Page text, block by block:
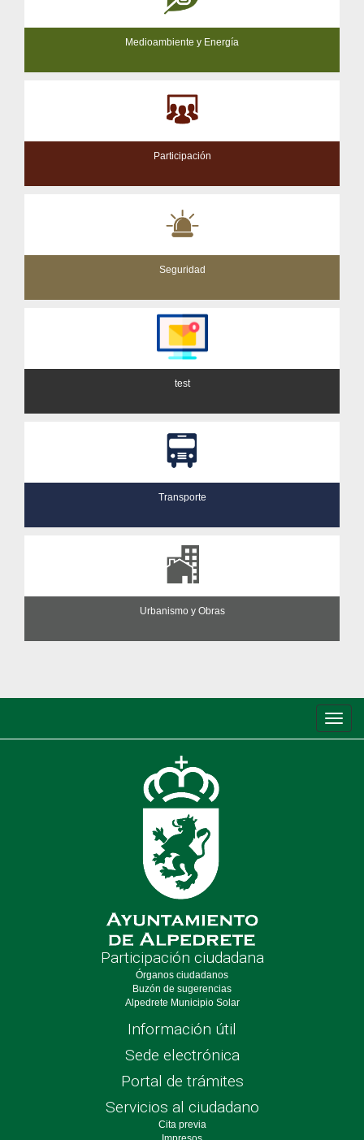
Medioambiente y Energía
Participación
Seguridad
test
Transporte
Urbanismo y Obras
de
Participación ciudadana
Órganos ciudadanos
Buzón de sugerencias
Alpedrete Municipio Solar
Información útil
Sede electrónica
Portal de trámites
Servicios al ciudadano
Cita previa